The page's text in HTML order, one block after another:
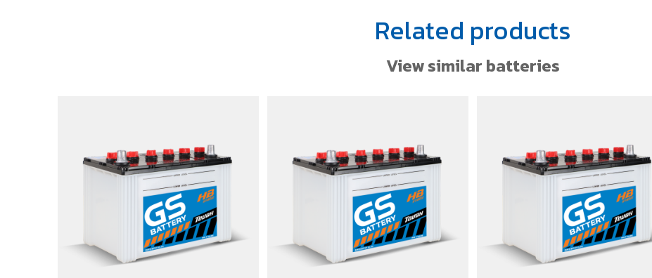
Related products
View similar batteries